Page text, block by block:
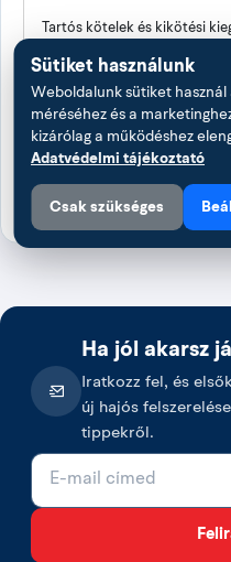
Tartós kötelek és kikötési
Kiegészítők
Praktikus eszközök, amelyek
Ha jól akarsz
Iratkozz fel, és
új hajós
tippekről.
E-mail cím
Sütiket használunk
Weboldalunk sütiket
méréséhez és a
kizárólag a működéshez
Adatvédelmi tájékoztató
Csak szükséges